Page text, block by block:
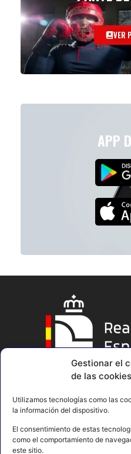
Gestionar el
de las cookies
Utilizamos tecnologías como las
la información del dispositivo.
El consentimiento de estas
como el comportamiento de
este sitio.
VER
APP